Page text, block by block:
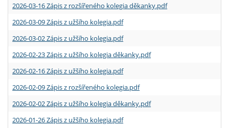
2026-03-16 Zápis z rozšířeného kolegia děkanky.pdf
2026-03-09 Zápis z užšího kolegia.pdf
2026-03-02 Zápis z užšího kolegia.pdf
2026-02-23 Zápis z užšího kolegia děkanky.pdf
2026-02-16 Zápis z užšího kolegia.pdf
2026-02-09 Zápis z rozšířeného kolegia.pdf
2026-02-02 Zápis z užšího kolegia děkanky.pdf
2026-01-26 Zápis z užšího kolegia.pdf